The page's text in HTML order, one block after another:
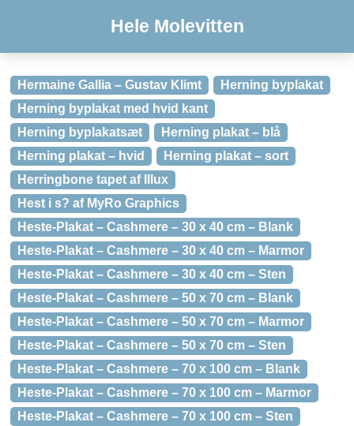
Hele Molevitten
Hermaine Gallia – Gustav Klimt
Herning byplakat
Herning byplakat med hvid kant
Herning byplakatsæt
Herning plakat – blå
Herning plakat – hvid
Herning plakat – sort
Herringbone tapet af Illux
Hest i s? af MyRo Graphics
Heste-Plakat – Cashmere – 30 x 40 cm – Blank
Heste-Plakat – Cashmere – 30 x 40 cm – Marmor
Heste-Plakat – Cashmere – 30 x 40 cm – Sten
Heste-Plakat – Cashmere – 50 x 70 cm – Blank
Heste-Plakat – Cashmere – 50 x 70 cm – Marmor
Heste-Plakat – Cashmere – 50 x 70 cm – Sten
Heste-Plakat – Cashmere – 70 x 100 cm – Blank
Heste-Plakat – Cashmere – 70 x 100 cm – Marmor
Heste-Plakat – Cashmere – 70 x 100 cm – Sten